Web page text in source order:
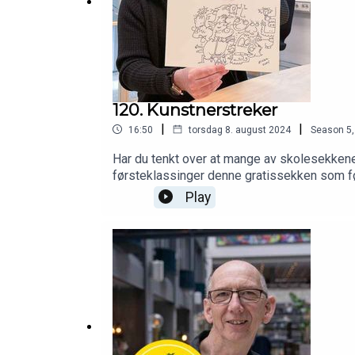
120. Kunstnerstreker
16:50 | torsdag 8. august 2024 | Season 5
Har du tenkt over at mange av
førsteklassinger denne gratissekken som
skolesekk vil skille seg enda mer ut en
Trøndelag fylkeskommune. Han heter
i denne episoden av Fylkespodden.Einar
Play